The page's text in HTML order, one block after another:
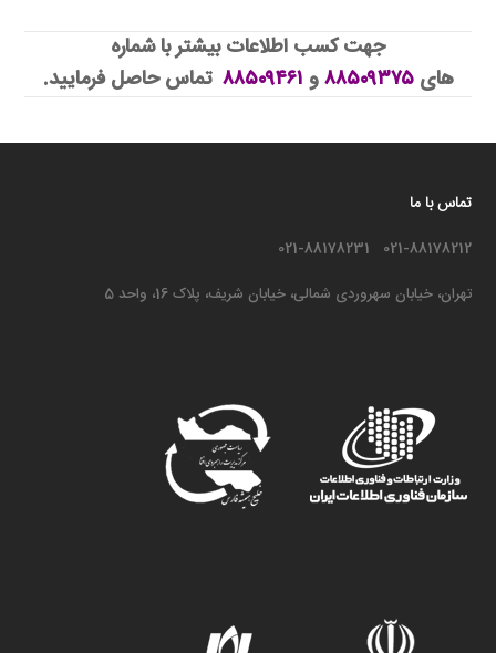
جهت کسب اطلاعات بیشتر با شماره
های۸۸۵۰۹۳۷۵و ۸۸۵۰۹۴۶۱ تماس حاصل فرمایید.
تماس با ما
021-88178212 021-88178231
تهران، خیابان سهروردی شمالی، خیابان شریف، پلاک 16، واحد 5